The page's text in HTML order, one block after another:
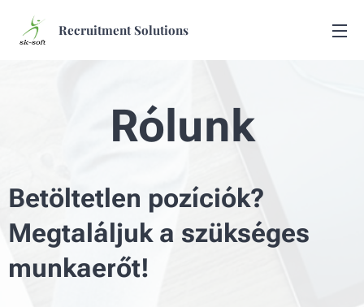
Recruitment Solutions
Rólunk
Betöltetlen pozíciók?
Megtaláljuk a szükséges
munkaerőt!